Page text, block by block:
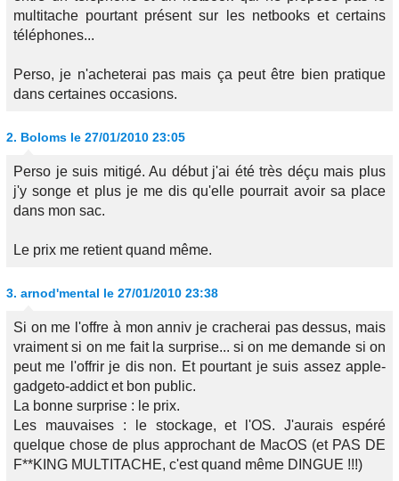
multitache pourtant présent sur les netbooks et certains
téléphones...
Perso, je n'acheterai pas mais ça peut être bien pratique
dans certaines occasions.
2. Boloms le 27/01/2010 23:05
Perso je suis mitigé. Au début j'ai été très déçu mais plus
j'y songe et plus je me dis qu'elle pourrait avoir sa place
dans mon sac.
Le prix me retient quand même.
3. arnod'mental le 27/01/2010 23:38
Si on me l'offre à mon anniv je cracherai pas dessus, mais
vraiment si on me fait la surprise... si on me demande si on
peut me l'offrir je dis non. Et pourtant je suis assez apple-
gadgeto-addict et bon public.
La bonne surprise : le prix.
Les mauvaises : le stockage, et l'OS. J'aurais espéré
quelque chose de plus approchant de MacOS (et PAS DE
F**KING MULTITACHE, c'est quand même DINGUE !!!)